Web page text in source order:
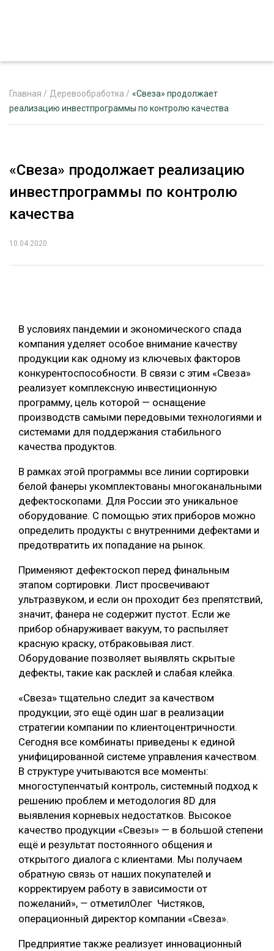
РЕКЛАМОДАТЕЛЯМ
ЛЕСНОЕ ХОЗЯЙСТВО
ЛЕСОЗАГОТОВКА
БИОЭНЕРГЕТИКА
ЛЕСОВОССТАНОВЛЕНИЕ И ЗАЩИТА
ЛОГИСТИКА
ПРОИЗВОДСТВО ДРЕВЕСНЫХ ПЛИТ
ЦБП
ЛЕСОПИЛЕНИЕ
ДЕРЕВЯННОЕ ДОМОСТРОЕНИЕ
БЕЗОПАСНОЕ ПРОИЗВОДСТВО
СОРТИРОВКА ДРЕВЕСИНЫ
СУШКА ДРЕВЕСИНЫ
МЕБЕЛЬНОЕ ПРОИЗВОДСТВО
ПОДБОРКИ СТАТЕЙ
Главная / Деревообработка / «Свеза» продолжает
реализацию инвестпрограммы по контролю качества
«Свеза» продолжает реализацию
инвестпрограммы по контролю
качества
10.04.2020
В условиях пандемии и экономического спада
компания уделяет особое внимание качеству
продукции как одному из ключевых факторов
конкурентоспособности. В связи с этим «Свеза»
реализует комплексную инвестиционную
программу, цель которой — оснащение
производств самыми передовыми технологиями и
системами для поддержания стабильного
качества продуктов.
В рамках этой программы все линии сортировки
белой фанеры укомплектованы многоканальными
дефектоскопами. Для России это уникальное
оборудование. С помощью этих приборов можно
определить продукты с внутренними дефектами и
предотвратить их попадание на рынок.
Применяют дефектоскоп перед финальным
этапом сортировки. Лист просвечивают
ультразвуком, и если он проходит без препятствий,
значит, фанера не содержит пустот. Если же
прибор обнаруживает вакуум, то распыляет
красную краску, отбраковывая лист.
Оборудование позволяет выявлять скрытые
дефекты, такие как расклей и слабая клейка.
«Свеза» тщательно следит за качеством
продукции, это ещё один шаг в реализации
стратегии компании по клиентоцентричности.
Сегодня все комбинаты приведены к единой
унифицированной системе управления качеством.
В структуре учитываются все моменты:
многоступенчатый контроль, системный подход к
решению проблем и методология 8D для
выявления корневых недостатков. Высокое
качество продукции «Свезы» — в большой степени
ещё и результат постоянного общения и
открытого диалога с клиентами. Мы получаем
обратную связь от наших покупателей и
корректируем работу в зависимости от
пожеланий», — отметилОлег Чистяков,
операционный директор компании «Свеза».
Предприятие также реализует инновационный